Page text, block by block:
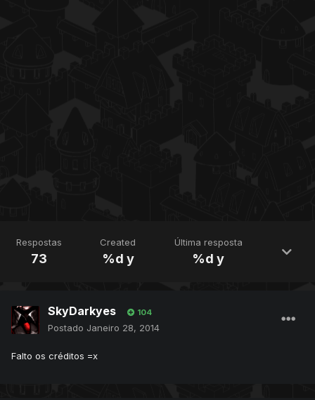
Respostas
73
Created
%d y
Última resposta
%d y
SkyDarkyes 104
Postado Janeiro 28, 2014
Falto os créditos =x